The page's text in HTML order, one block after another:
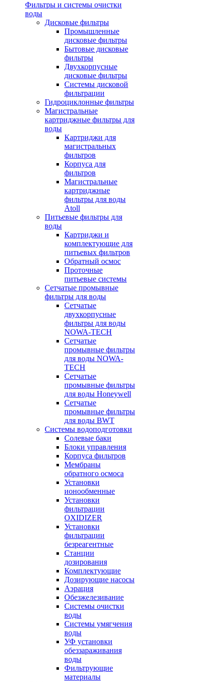
Фильтры и системы очистки
воды
Дисковые фильтры
Промышленные
дисковые фильтры
Бытовые дисковые
фильтры
Двухкорпусные
дисковые фильтры
Системы дисковой
фильтрации
Гидроциклонные фильтры
Магистральные
картриджные фильтры для
воды
Картриджи для
магистральных
фильтров
Корпуса для
фильтров
Магистральные
картриджные
фильтры для воды
Atoll
Питьевые фильтры для
воды
Картриджи и
комплектующие для
питьевых фильтров
Обратный осмос
Проточные
питьевые системы
Сетчатые промывные
фильтры для воды
Сетчатые
двухкорпусные
фильтры для воды
NOWA-TECH
Сетчатые
промывные фильтры
для воды NOWA-
TECH
Сетчатые
промывные фильтры
для воды Honeywell
Сетчатые
промывные фильтры
для воды BWT
Системы водоподготовки
Солевые баки
Блоки управления
Корпуса фильтров
Мембраны
обратного осмоса
Установки
ионообменные
Установки
фильтрации
OXIDIZER
Установки
фильтрации
безреагентные
Станции
дозирования
Комплектующие
Дозирующие насосы
Аэрация
Обезжелезивание
Системы очистки
воды
Системы умягчения
воды
УФ установки
обеззараживания
воды
Фильтрующие
материалы